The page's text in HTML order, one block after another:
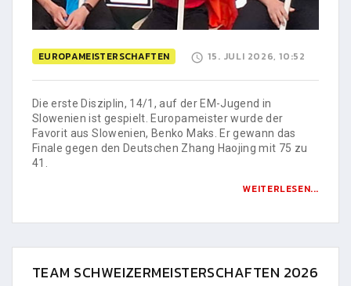
EUROPAMEISTERSCHAFTEN 15. JULI 2026, 10:52
Die erste Disziplin, 14/1, auf der EM-Jugend in
Slowenien ist gespielt. Europameister wurde der
Favorit aus Slowenien, Benko Maks. Er gewann das
Finale gegen den Deutschen Zhang Haojing mit 75 zu
41.
WEITERLESEN...
TEAM SCHWEIZERMEISTERSCHAFTEN 2026